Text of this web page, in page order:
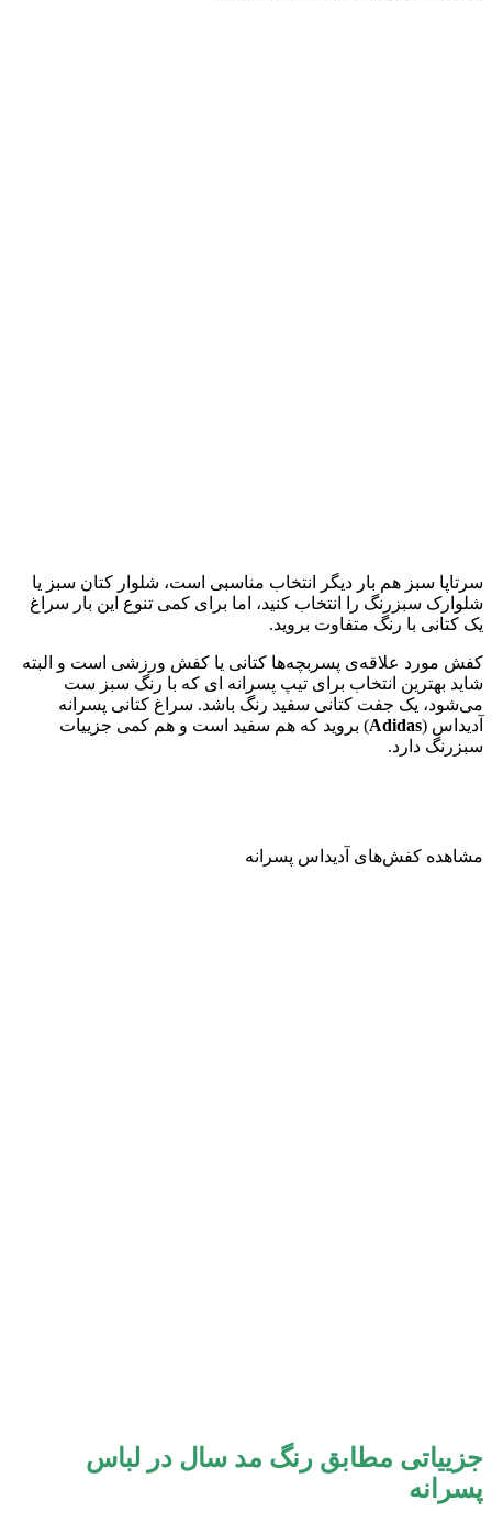
سرتاپا سبز هم بار دیگر انتخاب مناسبی است، شلوار کتان سبز یا
شلوارک سبزرنگ را انتخاب کنید، اما برای کمی تنوع این بار سراغ
یک کتانی با رنگ متفاوت بروید.
کفش مورد علاقه‌ی پسربچه‌ها کتانی یا کفش ورزشی است و البته
شاید بهترین انتخاب برای تیپ پسرانه ای که با رنگ سبز ست
می‌شود، یک جفت کتانی سفید رنگ باشد. سراغ کتانی پسرانه
آدیداس (Adidas) بروید که هم سفید است و هم کمی جزییات
سبزرنگ دارد.
مشاهده کفش‌های آدیداس پسرانه
جزییاتی مطابق رنگ مد سال در لباس
پسرانه